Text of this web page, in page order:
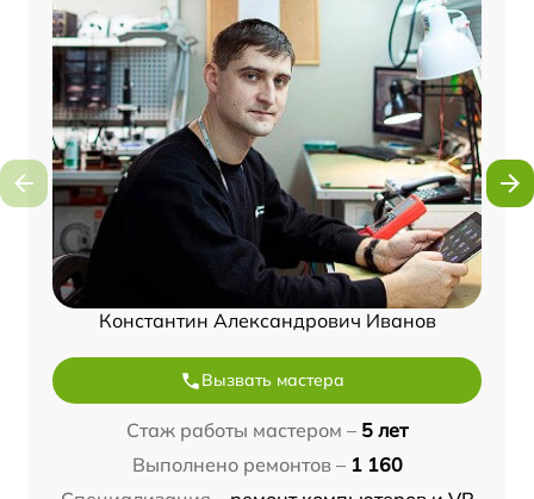
Константин Александрович Иванов
Вызвать мастера
Стаж работы мастером – 5 лет
Выполнено ремонтов – 1 160